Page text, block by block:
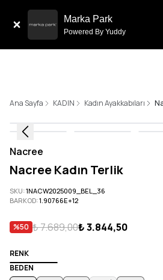
Marka Park
Powered By Yuddy
Ana Sayfa KADIN Kadın Ayakkabıları
Nacree
Nacree Kadın Terlik
SKU:1NACW2025009_BEL_36
BARKOD:1.90766E+12
%50 ₺ 7.689,00₺ 3.844,50
RENK
BEDEN